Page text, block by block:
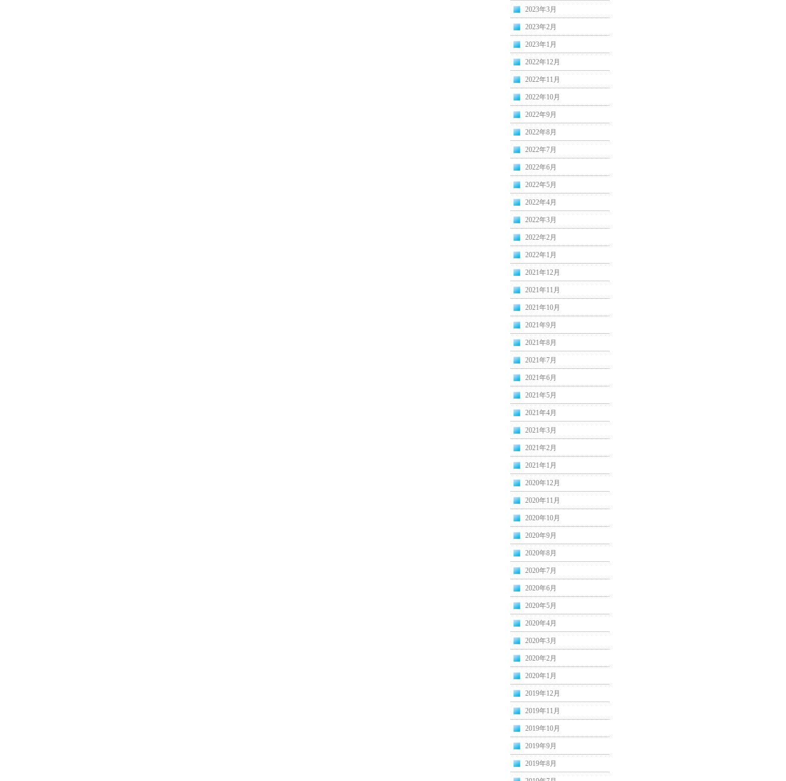
2023年3月
2023年2月
2023年1月
2022年12月
2022年11月
2022年10月
2022年9月
2022年8月
2022年7月
2022年6月
2022年5月
2022年4月
2022年3月
2022年2月
2022年1月
2021年12月
2021年11月
2021年10月
2021年9月
2021年8月
2021年7月
2021年6月
2021年5月
2021年4月
2021年3月
2021年2月
2021年1月
2020年12月
2020年11月
2020年10月
2020年9月
2020年8月
2020年7月
2020年6月
2020年5月
2020年4月
2020年3月
2020年2月
2020年1月
2019年12月
2019年11月
2019年10月
2019年9月
2019年8月